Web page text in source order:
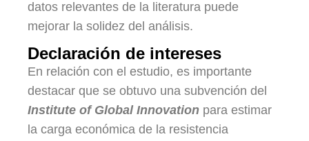
datos relevantes de la literatura puede
mejorar la solidez del análisis.
Declaración de intereses
En relación con el estudio, es importante
destacar que se obtuvo una subvención del
Institute of Global Innovation para estimar
la carga económica de la resistencia